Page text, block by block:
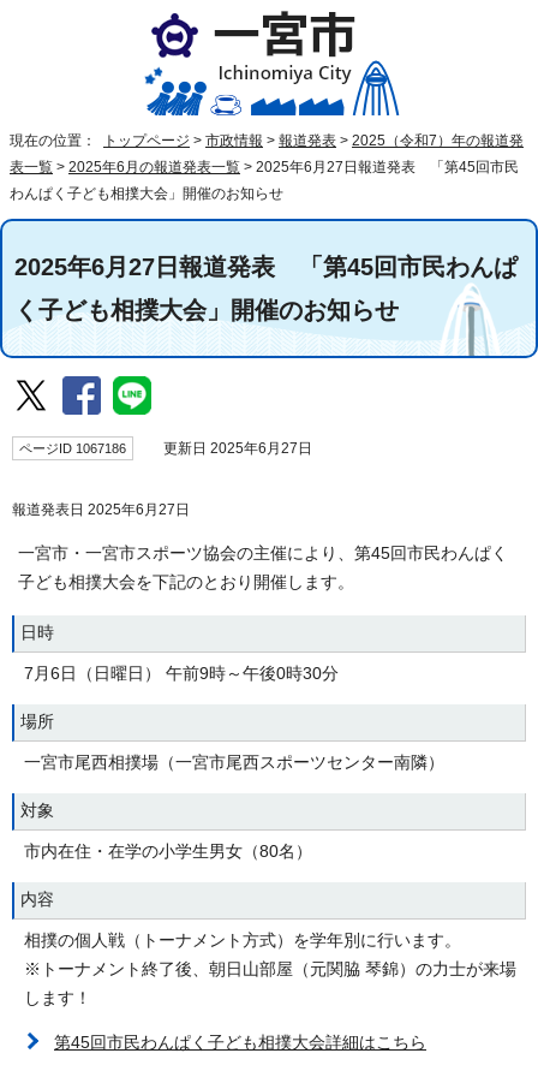
現在の位置： トップページ > 市政情報 > 報道発表 > 2025（令和7）年の報道発
表一覧 > 2025年6月の報道発表一覧 > 2025年6月27日報道発表 「第45回市民
わんぱく子ども相撲大会」開催のお知らせ
2025年6月27日報道発表 「第45回市民わんぱ
く子ども相撲大会」開催のお知らせ
ページID 1067186 更新日 2025年6月27日
報道発表日 2025年6月27日
一宮市・一宮市スポーツ協会の主催により、第45回市民わんぱく
子ども相撲大会を下記のとおり開催します。
日時
7月6日（日曜日） 午前9時～午後0時30分
場所
一宮市尾西相撲場（一宮市尾西スポーツセンター南隣）
対象
市内在住・在学の小学生男女（80名）
内容
相撲の個人戦（トーナメント方式）を学年別に行います。
※トーナメント終了後、朝日山部屋（元関脇 琴錦）の力士が来場
します！
第45回市民わんぱく子ども相撲大会詳細はこちら